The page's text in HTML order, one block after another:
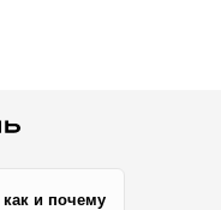
как и почему